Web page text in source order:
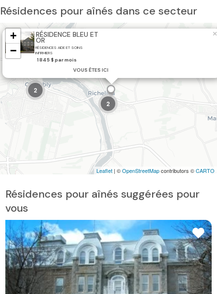
Résidences pour aînés dans ce secteur
2
2
RÉSIDENCE BLEU ET
OR
RÉSIDENCES AIDE ET SOINS
INFIRMIERS
VOUS ÊTES ICI
1 845 $ par mois
×
+
−
Leaflet | ©OpenStreetMapcontributors ©CARTO
Résidences pour aînés suggérées pour
vous